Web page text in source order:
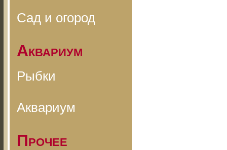
Сад и огород
Аквариум
Рыбки
Аквариум
Прочее